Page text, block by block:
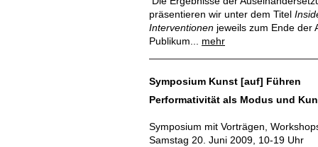
präsentieren wir unter dem Titel
Interventionen jeweils zum Ende der
Publikum... mehr
Symposium Kunst [auf] Führen
Performativität als Modus und
Symposium mit Vorträgen,
Samstag 20. Juni 2009, 10-19 Uhr